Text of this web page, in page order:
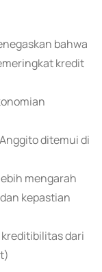
bahwa
kredit
ditemui di
mengarah
kepastian
dari